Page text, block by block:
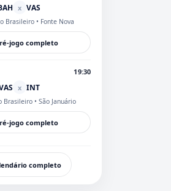
x VAS
Brasileiro • Fonte Nova
jogo completo
19:30
x INT
Brasileiro • São Januário
jogo completo
completo